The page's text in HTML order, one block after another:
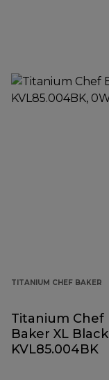
TITANIUM CHEF BAKER
Titanium Chef
Baker XL Black
KVL85.004BK